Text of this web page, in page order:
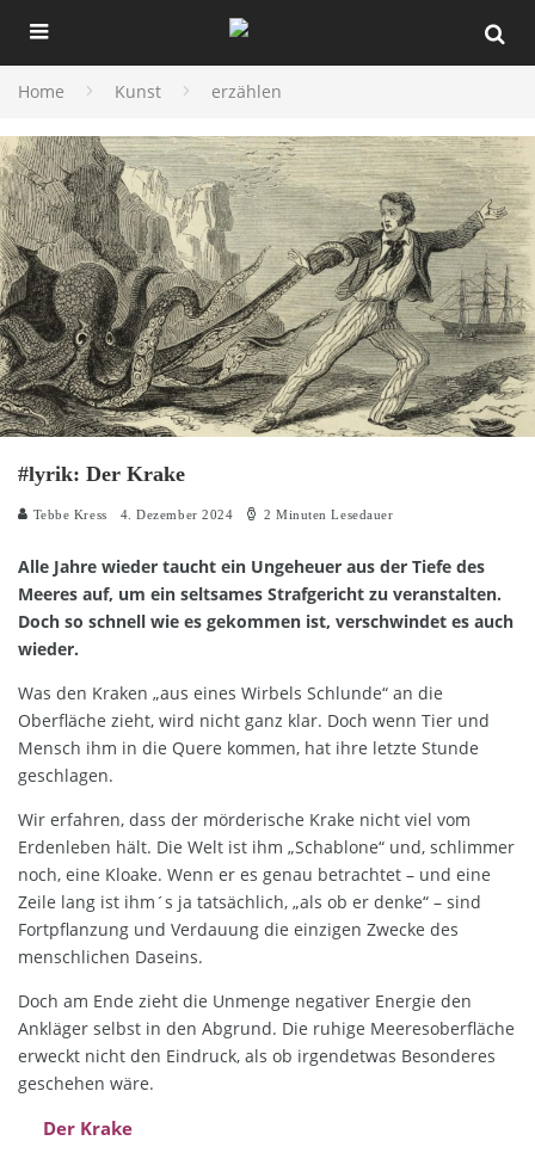
Home Kunst erzählen
#lyrik: Der Krake
Tebbe Kress 4. Dezember 2024 2 Minuten Lesedauer
Alle Jahre wieder taucht ein Ungeheuer aus der Tiefe des
Meeres auf, um ein seltsames Strafgericht zu veranstalten.
Doch so schnell wie es gekommen ist, verschwindet es auch
wieder.
Was den Kraken „aus eines Wirbels Schlunde“ an die
Oberfläche zieht, wird nicht ganz klar. Doch wenn Tier und
Mensch ihm in die Quere kommen, hat ihre letzte Stunde
geschlagen.
Wir erfahren, dass der mörderische Krake nicht viel vom
Erdenleben hält. Die Welt ist ihm „Schablone“ und, schlimmer
noch, eine Kloake. Wenn er es genau betrachtet – und eine
Zeile lang ist ihm´s ja tatsächlich, „als ob er denke“ – sind
Fortpflanzung und Verdauung die einzigen Zwecke des
menschlichen Daseins.
Doch am Ende zieht die Unmenge negativer Energie den
Ankläger selbst in den Abgrund. Die ruhige Meeresoberfläche
erweckt nicht den Eindruck, als ob irgendetwas Besonderes
geschehen wäre.
Der Krake